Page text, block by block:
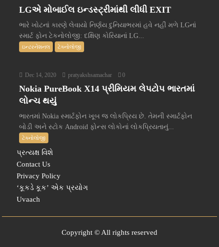
LGએ મોબાઈલ ઇન્ડસ્ટ્રીમાંથી લીધી EXIT
ભારે ખોટનાં કારણે લેવાયો નિર્ણય દુનિયાભરમાં હવે નહીં મળે LGનાં
સ્માર્ટ ફોન ટેકનોલોજી: દક્ષિણ કોરિયાનાં LG...
ઇન્ટરનેશનલ ટેક્નોલોજી
Dec 14, 2020 pratyakshsamachar 0
Nokia PureBook X14 પ્રીમિયમ લેપટોપ ભારતમાં
લોન્ચ થયું
ભારતમાં Nokia સ્માર્ટફોન ખૂબ જ લોકપ્રિય છે. તેમની સ્માર્ટફોન
બોડી અને સ્ટોક Android ફોન્સ લોકોનાં લોકપ્રિયતાનું...
ટેક્નોલોજી
પ્રત્યક્ષ વિશે
Contact Us
Privacy Policy
‘કૂકડે કૂક’ એક પ્રયોગ
Uvaach
Copyright © All rights reserved